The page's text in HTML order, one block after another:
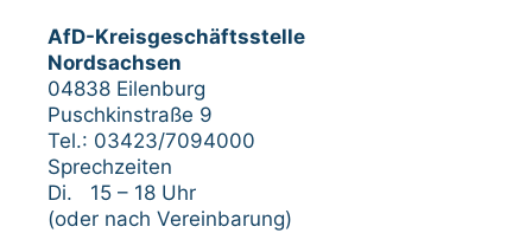
AfD-Kreisgeschäftsstelle
Nordsachsen
04838 Eilenburg
Puschkinstraße 9
Tel.: 03423/7094000
Sprechzeiten
Di. 15 – 18 Uhr
(oder nach Vereinbarung)